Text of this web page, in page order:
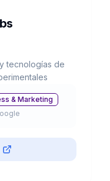
tecnologías de
& Marketing